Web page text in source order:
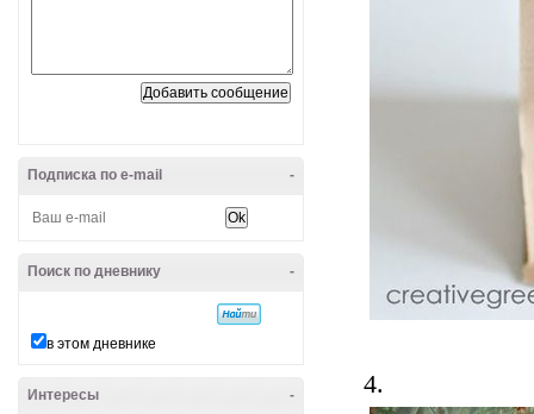
-
Подписка по e-mail
-
Поиск по дневнику
в этом дневнике
-
Интересы
4.